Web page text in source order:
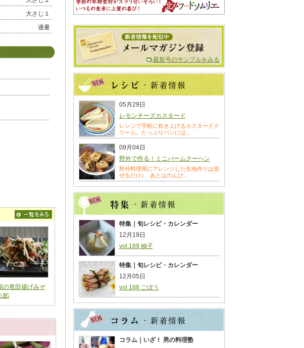
大さじ１
適量
の竜田揚げみぞ
餡
最新号のサンプルをみる
05月29日
レモンチーズカスタード
レンジで手軽に炊き上げるカスタードク
リーム。たっぷりパンには...
09月04日
野外で作る！ミニバームクーヘン
野外料理用にアレンジした生地作りは混
ぜるだけ♪ あとはのんび...
特集｜旬レシピ・カレンダー
12月19日
vol.189 柚子
特集｜旬レシピ・カレンダー
12月05日
vol.188 ごぼう
コラム｜いざ！ 男の料理塾